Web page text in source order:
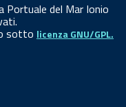
del Mar Ionio
sotto licenza GNU/GPL.